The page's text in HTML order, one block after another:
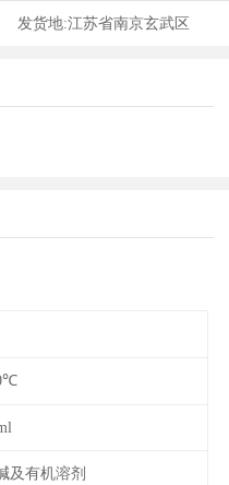
发货地:江苏省南京玄武区
及有机溶剂